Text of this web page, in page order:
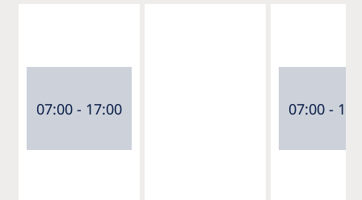
07:00 - 17:00 07:00 -